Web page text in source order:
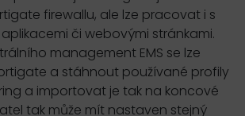
firewallu, ale lze pracovat i s
či webovými stránkami.
management EMS se lze
a stáhnout používané profily
a importovat je tak na koncové
tak může mít nastaven stejný